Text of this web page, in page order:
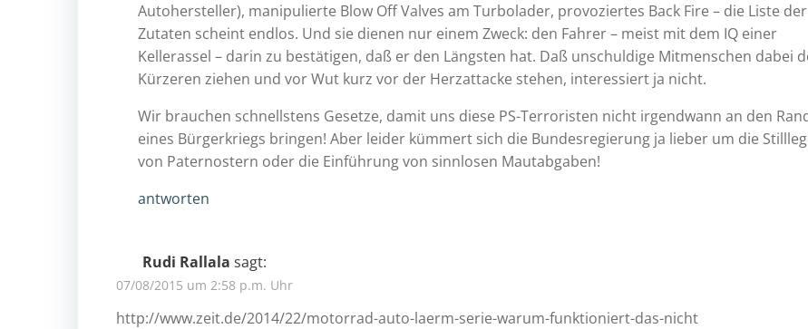
Autohersteller), manipulierte Blow Off Valves am Turbolader, provoziertes Back Fire – die Liste der
Zutaten scheint endlos. Und sie dienen nur einem Zweck: den Fahrer – meist mit dem IQ einer
Kellerassel – darin zu bestätigen, daß er den Längsten hat. Daß unschuldige Mitmenschen dabei
Kürzeren ziehen und vor Wut kurz vor der Herzattacke stehen, interessiert ja nicht.
Wir brauchen schnellstens Gesetze, damit uns diese PS-Terroristen nicht irgendwann an den
eines Bürgerkriegs bringen! Aber leider kümmert sich die Bundesregierung ja lieber um die
von Paternostern oder die Einführung von sinnlosen Mautabgaben!
antworten
Rudi Rallala sagt:
07/08/2015 um 2:58 p.m. Uhr
http://www.zeit.de/2014/22/motorrad-auto-laerm-serie-warum-funktioniert-das-nicht